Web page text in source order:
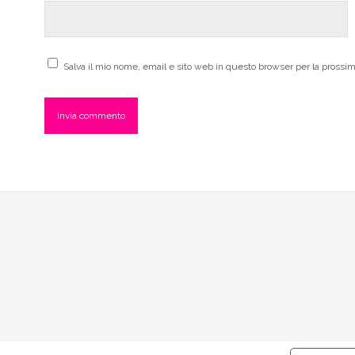
Salva il mio nome, email e sito web in questo browser per la